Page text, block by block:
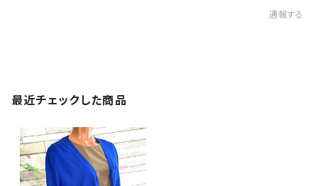
通報する
最近チェックした商品